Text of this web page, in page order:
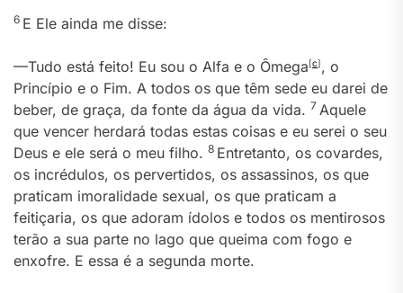
6 E Ele ainda me disse:
—Tudo está feito! Eu sou o Alfa e o Ômega[c], o
Princípio e o Fim. A todos os que têm sede eu darei de
beber, de graça, da fonte da água da vida. 7 Aquele
que vencer herdará todas estas coisas e eu serei o seu
Deus e ele será o meu filho. 8 Entretanto, os covardes,
os incrédulos, os pervertidos, os assassinos, os que
praticam imoralidade sexual, os que praticam a
feitiçaria, os que adoram ídolos e todos os mentirosos
terão a sua parte no lago que queima com fogo e
enxofre. E essa é a segunda morte.